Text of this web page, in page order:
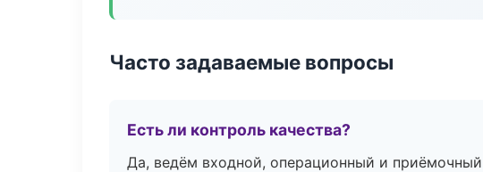
Часто задаваемые вопросы
Есть ли контроль качества?
Да, ведём входной, операционный и